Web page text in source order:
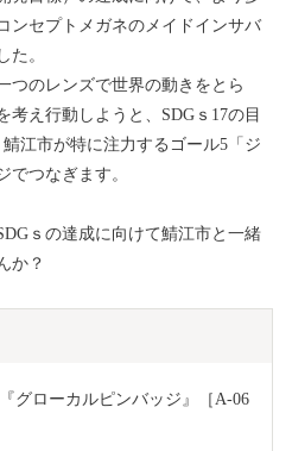
ンセプトメガネのメイドインサバ
た。
つのレンズで世界の動きをとら
考え行動しようと、SDGｓ17の目
江市が特に注力するゴール5「ジ
でつなぎます。
ｓの達成に向けて鯖江市と一緒
か？
グローカルピンバッジ』［A-06